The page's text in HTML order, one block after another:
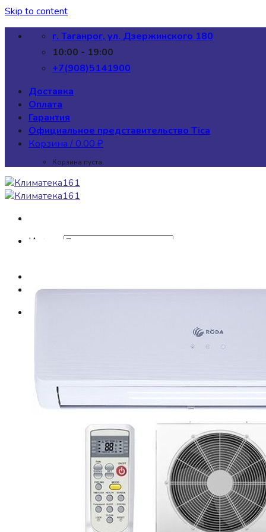
Skip to content
г. Таганрог, ул. Дзержинского 180
10:00 - 19:00
+7(908)5141900
Доставка
Оплата
Гарантия
Официальное представительство Tica
Корзина /0.00 ₽
Корзина пуста.
Искать:
О компании
KITANO KAPPA
Сплит системы Haier
Сплит-системы Denko
Сплит-системы Aeronik
Сплит-системы серии “Super” Aeronik HS4
Сплит-системы Gree
Серия U-Crown DC Inverter
Gree Bora
Серия LOMO
Серия LOMO DC Inverter
Серия LYRA Gold
Сплит-системы Green
Сплит-системы GREEN HH1
Сплит-системы Panasonic